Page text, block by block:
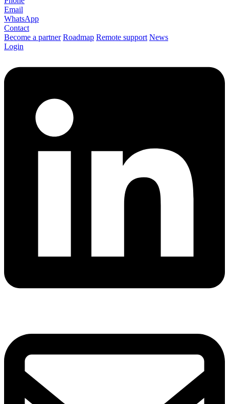
Email
WhatsApp
Contact
Become a partner Roadmap Remote support News
Login